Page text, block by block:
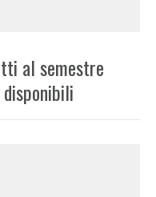
al semestre